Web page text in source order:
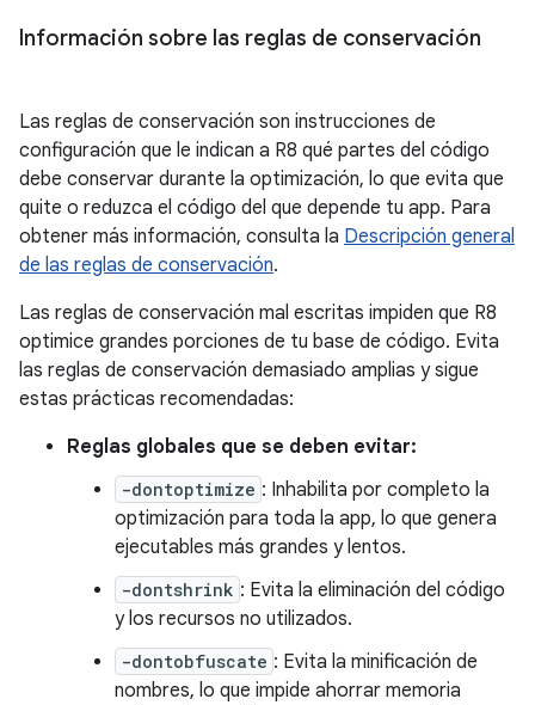
Información sobre las reglas de conservación
Las reglas de conservación son instrucciones de
configuración que le indican a R8 qué partes del código
debe conservar durante la optimización, lo que evita que
quite o reduzca el código del que depende tu app. Para
obtener más información, consulta la Descripción general
de las reglas de conservación.
Las reglas de conservación mal escritas impiden que R8
optimice grandes porciones de tu base de código. Evita
las reglas de conservación demasiado amplias y sigue
estas prácticas recomendadas:
Reglas globales que se deben evitar:
-dontoptimize : Inhabilita por completo la
optimización para toda la app, lo que genera
ejecutables más grandes y lentos.
-dontshrink : Evita la eliminación del código
y los recursos no utilizados.
-dontobfuscate : Evita la minificación de
nombres, lo que impide ahorrar memoria